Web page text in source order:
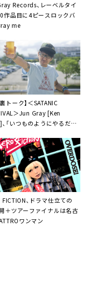
Records、レーベルタイ
作品目に4ピースロックバ
me
トーク】＜SATANIC
＞Jun Gray [Ken
、「いつものようにやるだ
FICTION、ドラマ仕立ての
＋ツアーファイナルは名古
ワンマン